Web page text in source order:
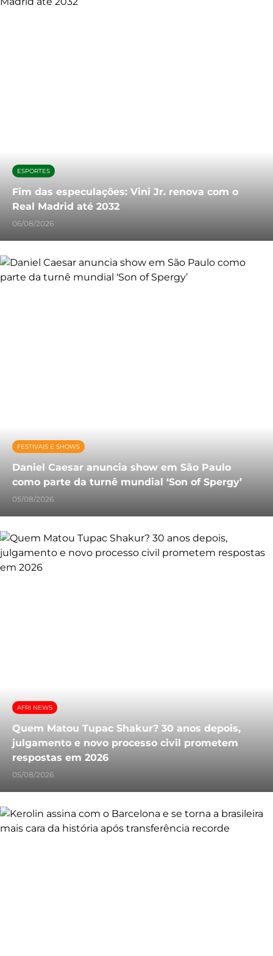
ESPORTES
Fim das especulações: Vini Jr. renova com o
Real Madrid até 2032
06/08/2026
FESTIVAIS E SHOWS
Daniel Caesar anuncia show em São Paulo
como parte da turnê mundial ‘Son of Spergy’
05/08/2026
AFRI NEWS
Quem Matou Tupac Shakur? 30 anos depois,
julgamento e novo processo civil prometem
respostas em 2026
05/08/2026